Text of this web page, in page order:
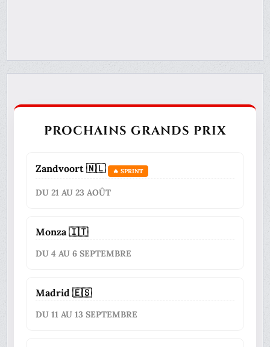
PROCHAINS GRANDS PRIX
Zandvoort 🇳🇱 🔥 SPRINT
DU 21 AU 23 AOÛT
Monza 🇮🇹
DU 4 AU 6 SEPTEMBRE
Madrid 🇪🇸
DU 11 AU 13 SEPTEMBRE